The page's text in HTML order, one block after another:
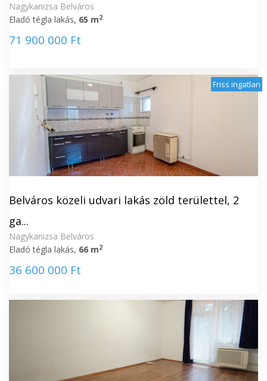
Nagykanizsa Belváros
Eladó tégla lakás, 65 m2
71 900 000 Ft
Friss ingatlan
Belváros közeli udvari lakás zöld területtel, 2
ga...
Nagykanizsa Belváros
Eladó tégla lakás, 66 m2
36 600 000 Ft